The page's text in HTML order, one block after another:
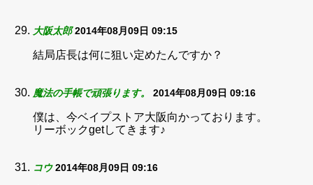
大阪太郎 2014年08月09日 09:15
結局店長は何に狙い定めたんですか？
魔法の手帳で頑張ります。 2014年08月09日 09:16
僕は、今ベイプストア大阪向かっております。
リーボックgetしてきます♪
コウ 2014年08月09日 09:16